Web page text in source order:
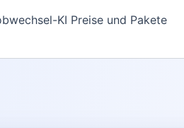
KI Preise und Pakete